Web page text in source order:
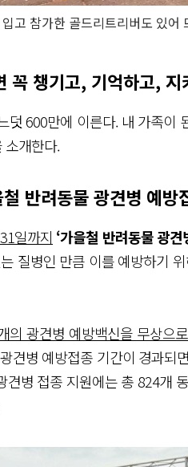
고 참가한 골드리트리버도 있
꼭 챙기고, 기억하고, 지
덧 600만에 이른다. 내 가족이
소개한다.
반려동물 광견병 예방
일까지 ‘가을철 반려동물 광견
질병인 만큼 이를 예방하기
의 광견병 예방백신을 무상으
견병 예방접종 기간이 경과되
견병 접종 지원에는 총 824개